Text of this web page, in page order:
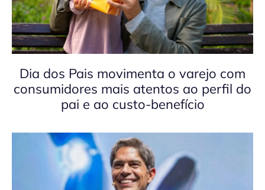
Dia dos Pais movimenta o varejo com
consumidores mais atentos ao perfil do
pai e ao custo-benefício